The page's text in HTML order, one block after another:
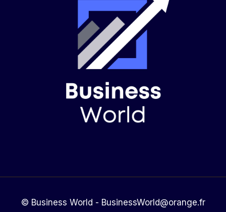
© Business World - BusinessWorld@orange.fr